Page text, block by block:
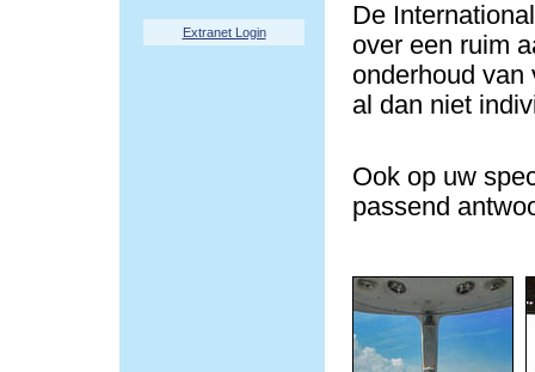
Extranet Login
De
over een ruim
onderhoud van
al dan niet
Ook op uw
passend